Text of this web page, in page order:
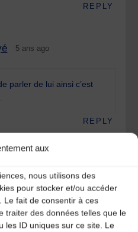
aux
nous utilisons des
pour stocker et/ou accéder
Le fait de consentir à ces
traiter des données telles que le
les ID uniques sur ce site. Le
REPLY
5 ans ago
parler de lui ainsi c’est
REPLY
tu laisses… J’ignorais
j’ai débarqué dans un
end, il y a longtemps, à